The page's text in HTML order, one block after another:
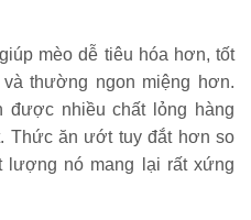
mèo dễ tiêu hóa hơn, tốt
thường ngon miệng hơn.
được nhiều chất lỏng hàng
Thức ăn ướt tuy đắt hơn so
nó mang lại rất xứng